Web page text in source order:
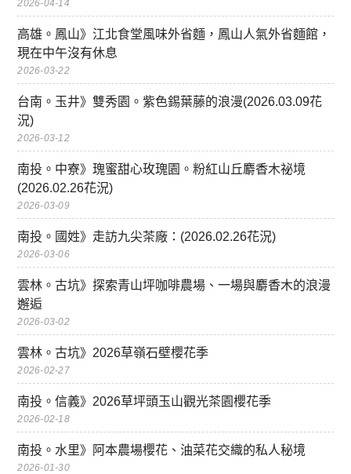
2026-04-14
高雄。鳳山》江北食堂風味外省麵，鳳山人氣外省麵館，
現在中午沒有休息
2026-03-22
台南。玉井》雙秀園。紫色錫葉藤的浪漫(2026.03.09花
況)
2026-03-12
南投。中寮》瑰蜜甜心玫瑰園。粉紅山丘麝香木祕境
(2026.02.26花況)
2026-03-09
南投。國姓》走訪九尖茶廠：(2026.02.26花況)
2026-03-06
雲林。古坑》探索青山坪咖啡農場、一場與麝香木的浪漫
邂逅
2026-03-02
雲林。古坑》2026草嶺石壁櫻花季
2026-02-27
南投。信義》2026草坪頭玉山觀光茶園櫻花季
2026-02-18
南投。水里》阿本農場櫻花、油菜花交織的私人秘境
2026-01-30